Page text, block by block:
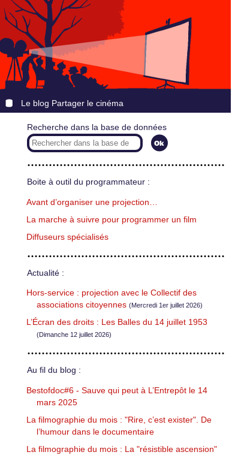
Le blog Partager le cinéma
Recherche dans la base de données
Boite à outil du programmateur :
Avant d’organiser une projection…
La marche à suivre pour programmer un film
Diffuseurs spécialisés
Actualité :
Hors-service : projection avec le Collectif des
associations citoyennes (Mercredi 1er juillet 2026)
L’Écran des droits : Les Balles du 14 juillet 1953
(Dimanche 12 juillet 2026)
Au fil du blog :
Bestofdoc#6 - Sauve qui peut à L’Entrepôt le 14
mars 2025
La filmographie du mois : "Rire, c’est exister". De
l’humour dans le documentaire
La filmographie du mois : La "résistible ascension"